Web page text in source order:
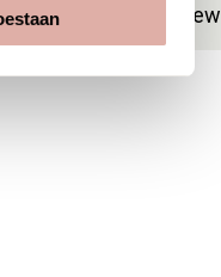
| Foto's: Today's Brew